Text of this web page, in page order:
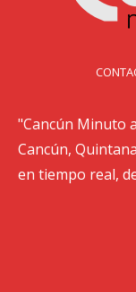
"Cancún Minuto
Cancún,
en tiempo real,